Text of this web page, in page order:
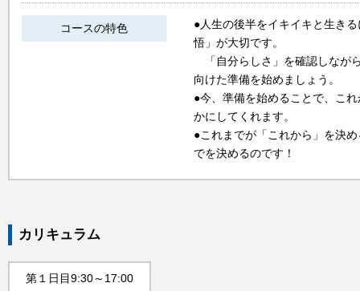
コースの特色
●人生の後半をイキイキと生き
悟」が大切です。
「自分らしさ」を確認しなが
向けた準備を始めましょう。
●今、準備を始めることで、こ
かにしてくれます。
●これまでが「これから」を決
でを決めるのです！
カリキュラム
第１日目9:30～17:00